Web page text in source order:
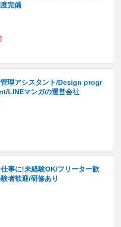
完備
理アシスタント/Design progr
LINEマンガの運営会社
事に!未経験OK/フリーター歓
者歓迎/研修あり